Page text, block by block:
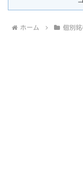
ホーム 個別銘